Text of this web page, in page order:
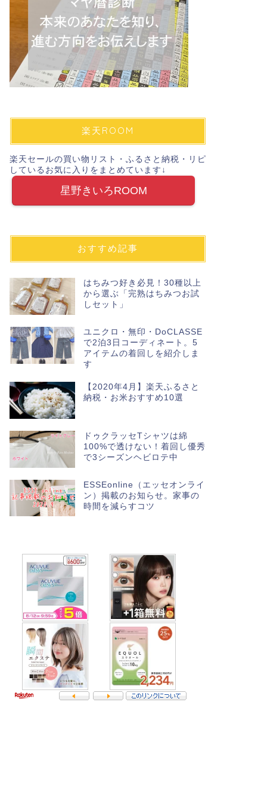
楽天ROOM
楽天セールの買い物リスト・ふるさと納税・リピ
しているお気に入りをまとめています↓
星野きいろROOM
おすすめ記事
はちみつ好き必見！30種以上
から選ぶ「完熟はちみつお試
しセット」
ユニクロ・無印・DoCLASSE
で2泊3日コーディネート。5
アイテムの着回しを紹介しま
す
【2020年4月】楽天ふるさと
納税・お米おすすめ10選
ドゥクラッセTシャツは綿
100%で透けない！着回し優秀
で3シーズンヘビロテ中
ESSEonline（エッセオンライ
ン）掲載のお知らせ。家事の
時間を減らすコツ